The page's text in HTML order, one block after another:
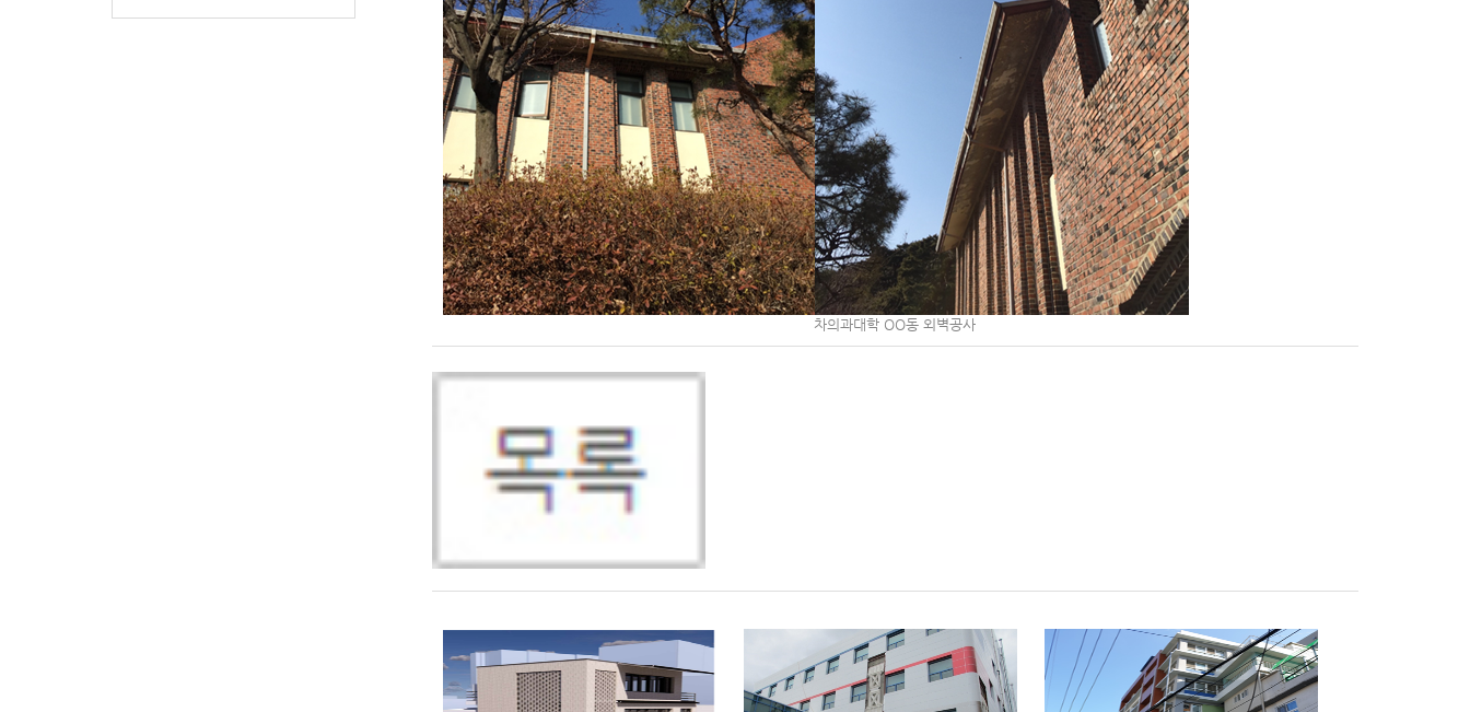
차의과대학 OO동 외벽공사